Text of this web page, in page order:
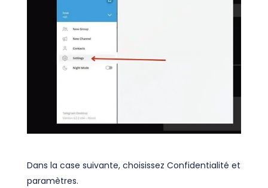
Dans la case suivante, choisissez Confidentialité et
paramètres.